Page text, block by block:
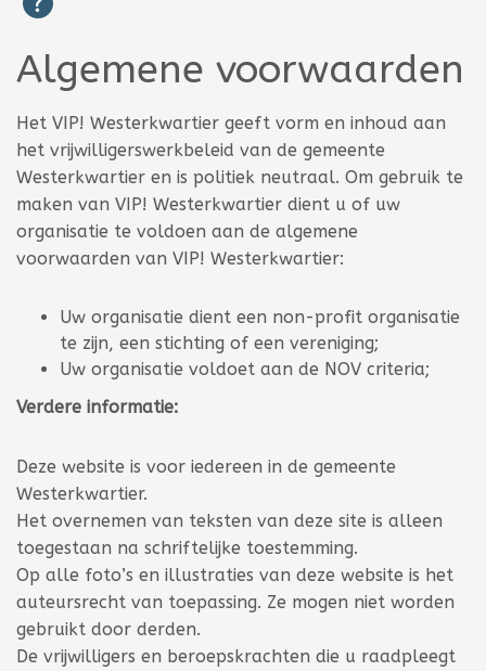
Algemene voorwaarden
Het VIP! Westerkwartier geeft vorm en inhoud aan
het vrijwilligerswerkbeleid van de gemeente
Westerkwartier en is politiek neutraal. Om gebruik te
maken van VIP! Westerkwartier dient u of uw
organisatie te voldoen aan de algemene
voorwaarden van VIP! Westerkwartier:
Uw organisatie dient een non-profit organisatie
te zijn, een stichting of een vereniging;
Uw organisatie voldoet aan de NOV criteria;
Verdere informatie:
Deze website is voor iedereen in de gemeente
Westerkwartier.
Het overnemen van teksten van deze site is alleen
toegestaan na schriftelijke toestemming.
Op alle foto’s en illustraties van deze website is het
auteursrecht van toepassing. Ze mogen niet worden
gebruikt door derden.
De vrijwilligers en beroepskrachten die u raadpleegt